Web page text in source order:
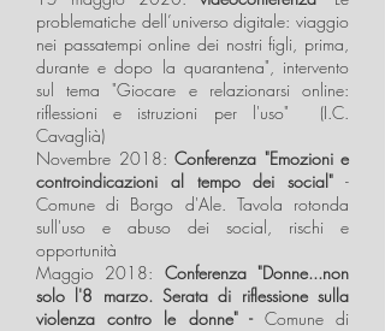
problematiche dell’universo digitale: viaggio
nei passatempi online dei nostri figli, prima,
durante e dopo la quarantena", intervento
sul tema "Giocare e relazionarsi online:
riflessioni e istruzioni per l'uso" (I.C.
Cavaglià)
Novembre 2018: Conferenza "Emozioni e
controindicazioni al tempo dei social" -
Comune di Borgo d'Ale. Tavola rotonda
sull'uso e abuso dei social, rischi e
opportunità
Maggio 2018: Conferenza "Donne...non
solo l'8 marzo. Serata di riflessione sulla
violenza contro le donne" - Comune di